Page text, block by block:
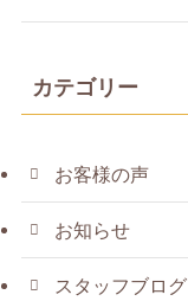
カテゴリー
お客様の声
お知らせ
スタッフブログ